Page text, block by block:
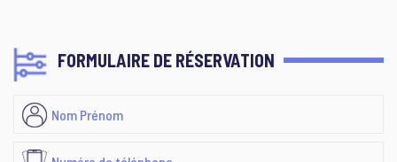
FORMULAIRE DE RÉSERVATION